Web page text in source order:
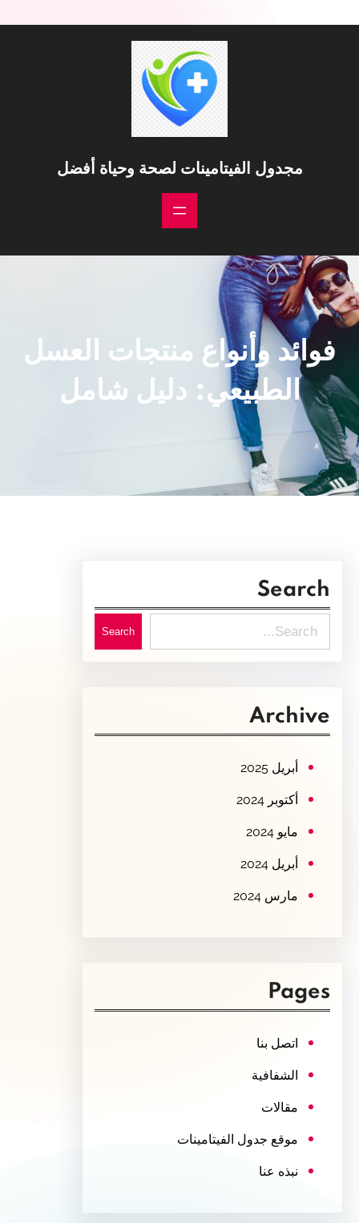
مجدول الفيتامينات لصحة وحياة أفضل
فوائد وأنواع منتجات العسل
الطبيعي: دليل شامل
Search
e
c
Search
Archive
أبريل 2025
أكتوبر 2024
مايو 2024
أبريل 2024
مارس 2024
Pages
اتصل بنا
الشفافية
مقالات
موقع جدول الفيتامينات
نبذه عنا